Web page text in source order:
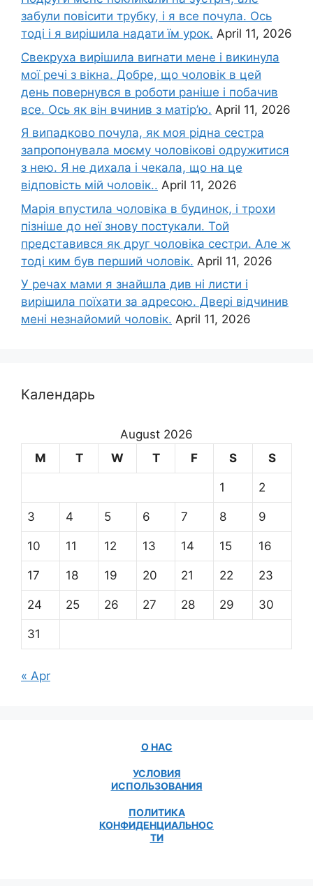
забули повісити трубку, і я все почула. Ось
тоді і я вирішила надати їм урок. April 11, 2026
Свекруха вирішила виrнати мене і викинула
мої речі з вікна. Добре, що чоловік в цей
день повернувся в роботи раніше і побачив
все. Ось як він вчинив з матір’ю. April 11, 2026
Я випадково почула, як моя рідна сестра
запропонувала моєму чоловікові одружитися
з нею. Я не дихала і чекала, що на це
відповість мій чоловік.. April 11, 2026
Марія впустила чоловіка в будинок, і трохи
пізніше до неї знову постукали. Той
представився як друг чоловіка сестри. Але ж
тоді ким був перший чоловік. April 11, 2026
У речах мами я знайшла див ні листи і
вирішила поїхати за адресою. Двері відчинив
мені незнайомий чоловік. April 11, 2026
Календарь
August 2026
M
T W T F S S
1 2
3 4 5 6 7 8 9
10 11 12 13 14 15 16
17 18 19 20 21 22 23
24 25 26 27 28 29 30
31
« Apr
О НАС
УСЛОВИЯ
ИСПОЛЬЗОВАНИЯ
ПОЛИТИКА
КОНФИДЕНЦИАЛЬНОС
ТИ